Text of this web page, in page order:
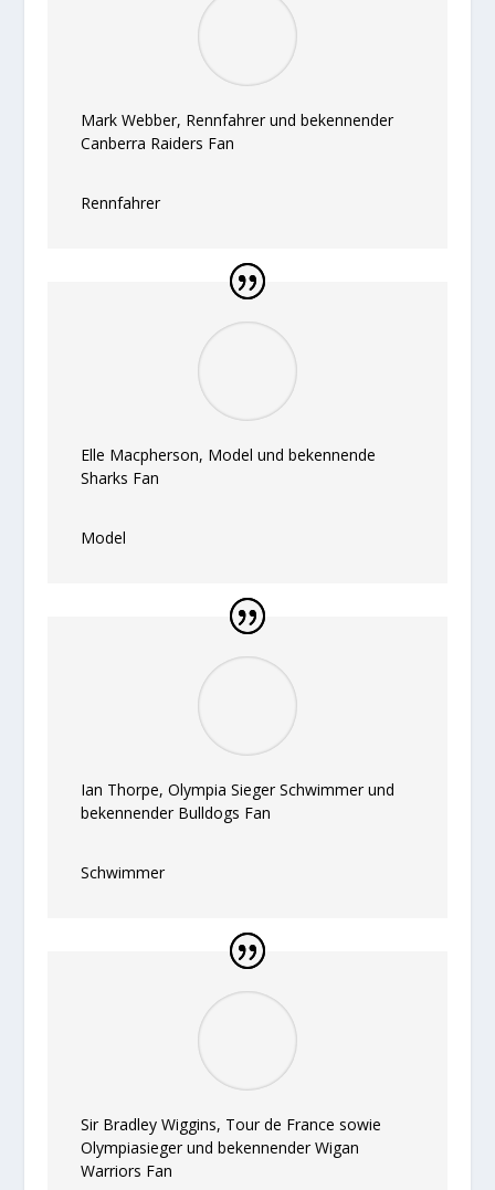
Mark Webber, Rennfahrer und bekennender
Canberra Raiders Fan
Rennfahrer
Elle Macpherson, Model und bekennende
Sharks Fan
Model
Ian Thorpe, Olympia Sieger Schwimmer und
bekennender Bulldogs Fan
Schwimmer
Sir Bradley Wiggins, Tour de France sowie
Olympiasieger und bekennender Wigan
Warriors Fan